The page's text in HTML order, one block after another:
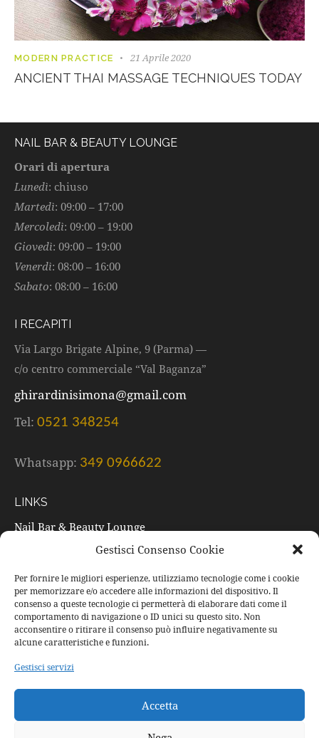
Gestisci Consenso Cookie
Per fornire le migliori esperienze, utilizziamo tecnologie come i cookie
per memorizzare e/o accedere alle informazioni del dispositivo. Il
consenso a queste tecnologie ci permetterà di elaborare dati come il
comportamento di navigazione o ID unici su questo sito. Non
acconsentire o ritirare il consenso può influire negativamente su
alcune caratteristiche e funzioni.
Gestisci servizi
Accetta
MODERN PRACTICE 21 Aprile 2020
ANCIENT THAI MASSAGE TECHNIQUES TODAY
NAIL BAR & BEAUTY LOUNGE
Orari di apertura
Lunedì: chiuso
Martedì: 09:00 – 17:00
Mercoledì: 09:00 – 19:00
Giovedì: 09:00 – 19:00
Venerdì: 08:00 – 16:00
Sabato: 08:00 – 16:00
I RECAPITI
Via Largo Brigate Alpine, 9 (Parma) —
c/o centro commerciale “Val Baganza”
ghirardinisimona@gmail.com
Tel: 0521 348254
Whatsapp: 349 0966622
LINKS
Nail Bar & Beauty Lounge
Listino prezzi
Prodotti
Occasioni speciali
Buoni regalo
Contatti